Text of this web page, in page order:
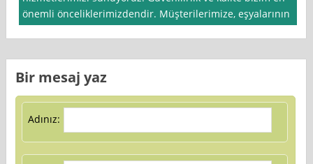
önemli önceliklerimizdendir. Müşterilerimize, eşyalarının
Bir mesaj yaz
Adınız: